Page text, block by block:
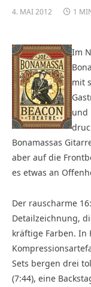
4. MAI 2012 1
Im
mit
und
Bonamassas
aber auf die
es etwas an
Der rauscharme
Detailzeichnung,
kräftige Farben.
Sets bergen drei
(7:44), eine